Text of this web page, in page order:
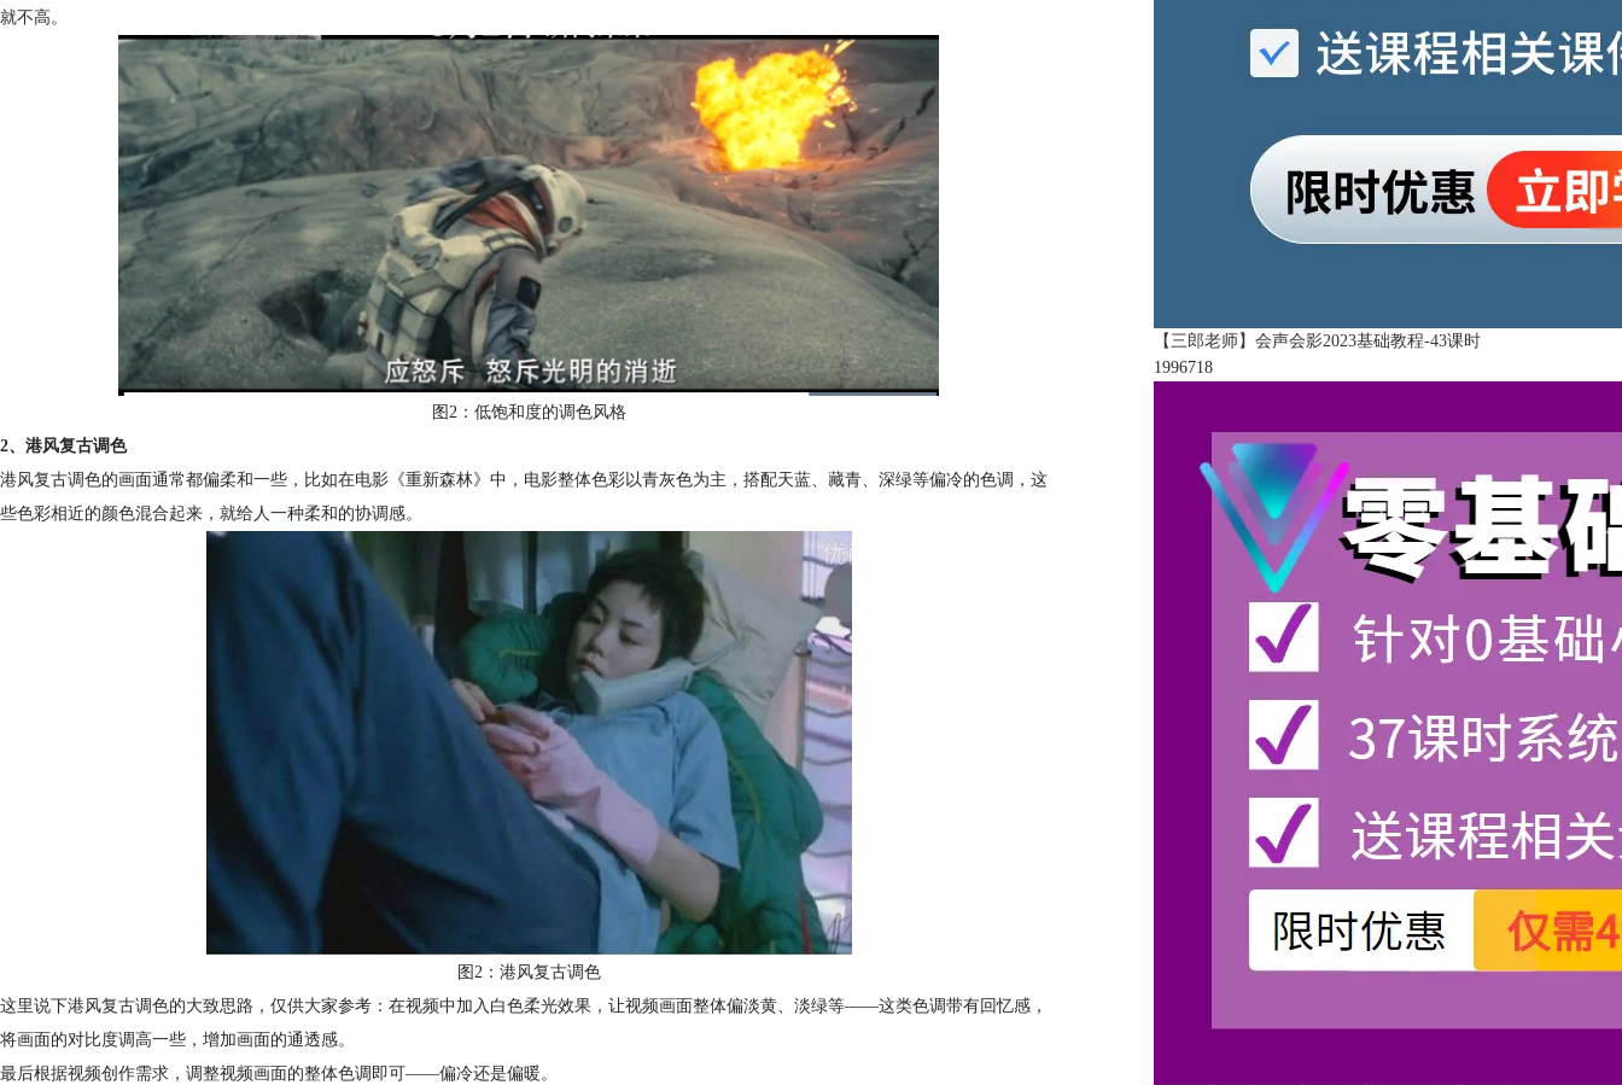
就不高。
图2：低饱和度的调色风格
2、港风复古调色
港风复古调色的画面通常都偏柔和一些，比如在电影《重新森林》中，电影整体色彩以青灰色为主，搭配天蓝、藏青、深绿等偏冷的色调，这
些色彩相近的颜色混合起来，就给人一种柔和的协调感。
图2：港风复古调色
这里说下港风复古调色的大致思路，仅供大家参考：在视频中加入白色柔光效果，让视频画面整体偏淡黄、淡绿等——这类色调带有回忆感，
将画面的对比度调高一些，增加画面的通透感。
最后根据视频创作需求，调整视频画面的整体色调即可——偏冷还是偏暖。
【三郎老师】会声会影2023基础教程-43课时
1996718